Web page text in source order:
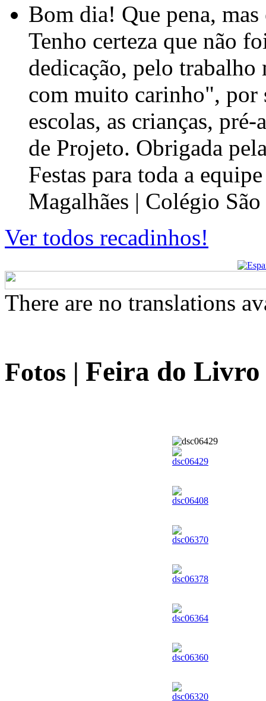
Bom dia! Que pena,
Tenho certeza que não
dedicação, pelo
com muito carinho", por
escolas, as crianças, pré-
de Projeto. Obrigada
Festas para toda a
Magalhães | Colégio
Ver todos recadinhos!
There are no translations
Fotos | Feira do